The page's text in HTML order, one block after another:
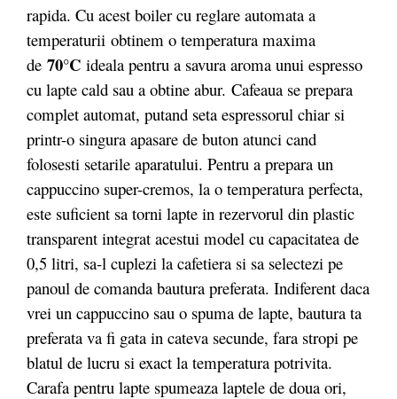
rapida. Cu acest boiler cu reglare automata a
temperaturii obtinem o temperatura maxima
de 70°C ideala pentru a savura aroma unui espresso
cu lapte cald sau a obtine abur. Cafeaua se prepara
complet automat, putand seta espressorul chiar si
printr-o singura apasare de buton atunci cand
folosesti setarile aparatului. Pentru a prepara un
cappuccino super-cremos, la o temperatura perfecta,
este suficient sa torni lapte in rezervorul din plastic
transparent integrat acestui model cu capacitatea de
0,5 litri, sa-l cuplezi la cafetiera si sa selectezi pe
panoul de comanda bautura preferata. Indiferent daca
vrei un cappuccino sau o spuma de lapte, bautura ta
preferata va fi gata in cateva secunde, fara stropi pe
blatul de lucru si exact la temperatura potrivita.
Carafa pentru lapte spumeaza laptele de doua ori,